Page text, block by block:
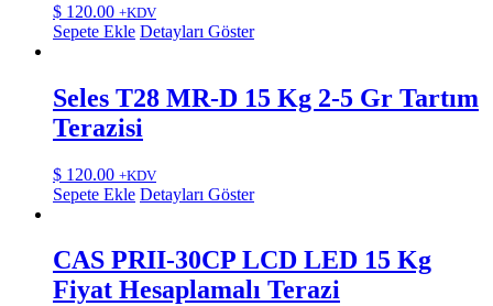
$ 120.00 +KDV
Sepete Ekle Detayları Göster
Seles T28 MR-D 15 Kg 2-5 Gr Tartım
Terazisi
$ 120.00 +KDV
Sepete Ekle Detayları Göster
CAS PRII-30CP LCD LED 15 Kg
Fiyat Hesaplamalı Terazi